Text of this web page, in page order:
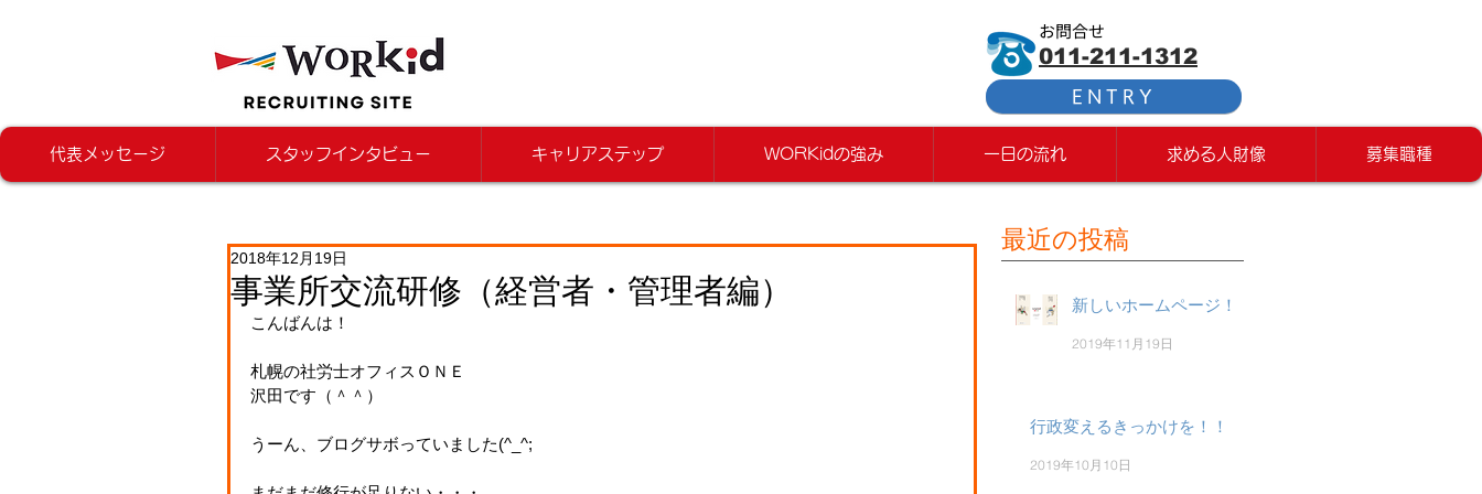
お問合せ
011-211-1312
ENTRY
代表メッセージ スタッフインタビュー キャリアステップ WORKidの強み 一日の流れ 求める人財像 募集職種
事業所交流研修（経営者・管理者編）
2018年12月19日
こんばんは！
札幌の社労士オフィスＯＮＥ
沢田です（＾＾）
うーん、ブログサボっていました(^_^;
最近の投稿
新しいホームページ！
2019年11月19日
行政変えるきっかけを！！
2019年10月10日